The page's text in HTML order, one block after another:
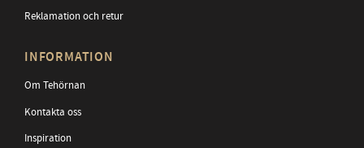
Reklamation och retur
INFORMATION
Om Tehörnan
Kontakta oss
Inspiration